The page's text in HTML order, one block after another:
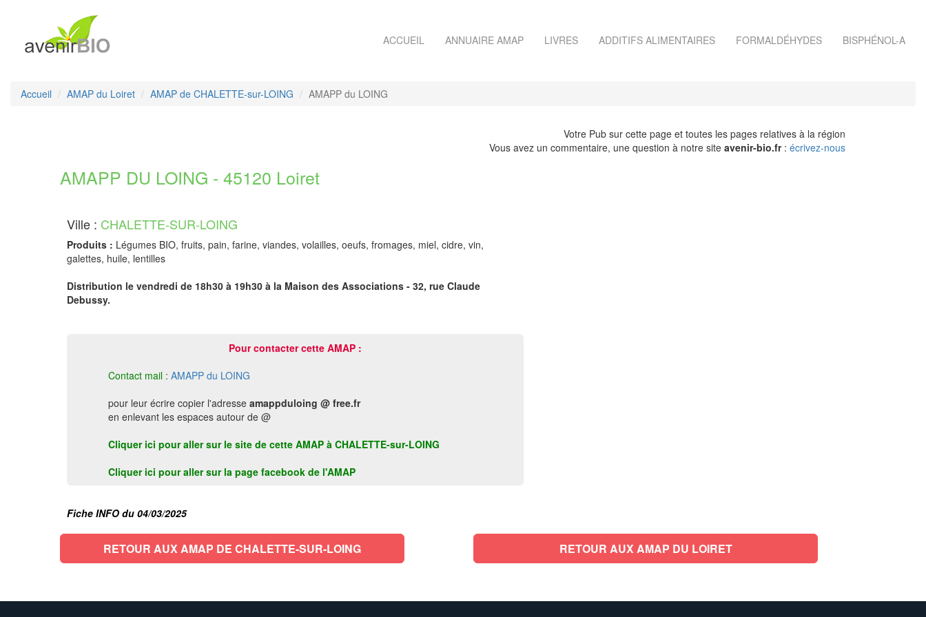
ACCUEIL ANNUAIRE AMAP LIVRES ADDITIFS ALIMENTAIRES FORMALDÉHYDES BISPHÉNOL-A
Accueil AMAP du Loiret AMAP de CHALETTE-sur-LOING AMAPP du LOING
Votre Pub sur cette page et toutes les pages relatives à la région
Vous avez un commentaire, une question à notre site avenir-bio.fr: écrivez-nous
AMAPP DU LOING - 45120 Loiret
Ville : CHALETTE-SUR-LOING
Produits : Légumes BIO, fruits, pain, farine, viandes, volailles, oeufs, fromages, miel, cidre, vin,
galettes, huile, lentilles
Distribution le vendredi de 18h30 à 19h30 à la Maison des Associations - 32, rue Claude
Debussy.
Pour contacter cette AMAP :
Contact mail : AMAPP du LOING
pour leur écrire copier l'adresse amappduloing @ free.fr
en enlevant les espaces autour de @
Cliquer ici pour aller sur le site de cette AMAP à CHALETTE-sur-LOING
Cliquer ici pour aller sur la page facebook de l'AMAP
Fiche INFO du 04/03/2025
RETOUR AUX AMAP DE CHALETTE-SUR-LOING RETOUR AUX AMAP DU LOIRET